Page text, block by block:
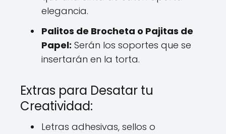
elegancia.
Palitos de Brocheta o Pajitas de
Papel: Serán los soportes que se
insertarán en la torta.
Extras para Desatar tu
Creatividad:
Letras adhesivas, sellos o